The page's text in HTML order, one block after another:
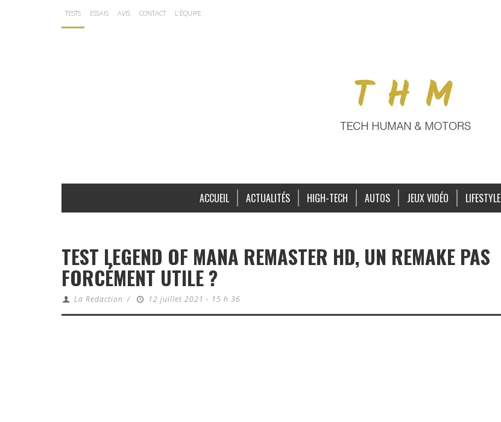
TESTS ESSAIS AVIS CONTACT L’ÉQUIPE
ACCUEIL ACTUALITÉS HIGH-TECH AUTOS JEUX VIDÉO LIFESTYLE
TEST LEGEND OF MANA REMASTER HD, UN REMAKE PAS
FORCÉMENT UTILE ?
La Redaction / 12 juillet 2021 - 15 h 36